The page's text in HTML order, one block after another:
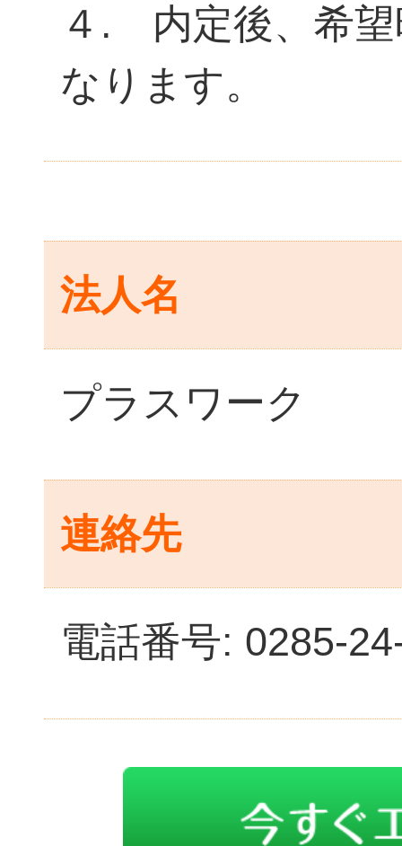
４. 内定後、希望
なります。
法人名
プラスワーク
連絡先
電話番号: 0285-